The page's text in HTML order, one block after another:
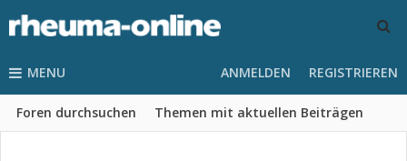
MENU
Foren durchsuchen Themen mit aktuellen Beiträgen
ANMELDEN REGISTRIEREN